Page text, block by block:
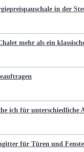
in der
mehr als ein
ich für unterschiedliche
für Türen und